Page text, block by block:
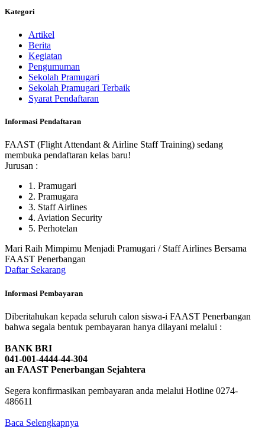
Kategori
Artikel
Berita
Kegiatan
Pengumuman
Sekolah Pramugari
Sekolah Pramugari Terbaik
Syarat Pendaftaran
Informasi Pendaftaran
FAAST (Flight Attendant & Airline Staff Training) sedang
membuka pendaftaran kelas baru!
Jurusan :
1. Pramugari
2. Pramugara
3. Staff Airlines
4. Aviation Security
5. Perhotelan
Mari Raih Mimpimu Menjadi Pramugari / Staff Airlines Bersama
FAAST Penerbangan
Daftar Sekarang
Informasi Pembayaran
Diberitahukan kepada seluruh calon siswa-i FAAST Penerbangan
bahwa segala bentuk pembayaran hanya dilayani melalui :
BANK BRI
041-001-4444-44-304
an FAAST Penerbangan Sejahtera
Segera konfirmasikan pembayaran anda melalui Hotline 0274-
486611
Baca Selengkapnya